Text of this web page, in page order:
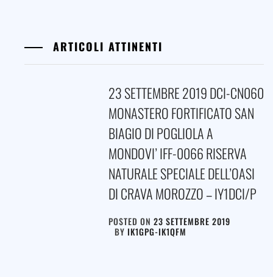
ARTICOLI ATTINENTI
23 SETTEMBRE 2019 DCI-CN060
MONASTERO FORTIFICATO SAN
BIAGIO DI POGLIOLA A
MONDOVI’ IFF-0066 RISERVA
NATURALE SPECIALE DELL’OASI
DI CRAVA MOROZZO – IY1DCI/P
POSTED ON 23 SETTEMBRE 2019
BY IK1GPG-IK1QFM